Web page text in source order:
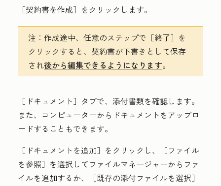
［契約書を作成］をクリックします。
注： 作成途中、任意のステップで ［終了］を
クリックすると、契約書が下書きとして保存
され後から編集できるようになります。
［ドキュメント］タブで、添付書類を確認します。
また、コンピューターからドキュメントをアップロ
ードすることもできます。
［ドキュメントを追加］をクリックし、
［ファイル
を参照］ を選択してファイルマネージャーからファ
イルを追加するか、［既存の添付ファイルを選択］